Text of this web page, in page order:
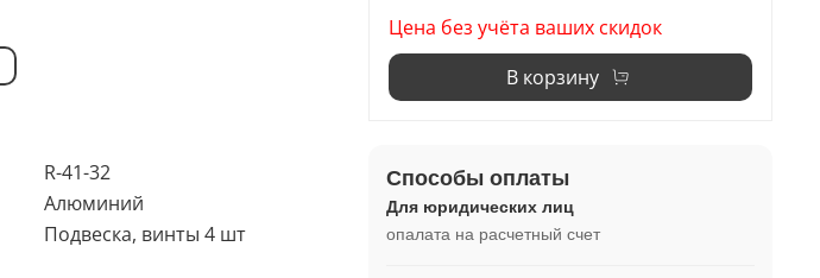
R-41-32
Алюминий
Подвеска, винты 4 шт
Цена без учёта ваших скидок
В корзину
Способы оплаты
Для юридических лиц
опалата на расчетный счет